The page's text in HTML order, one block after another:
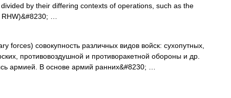
by their differing contexts of operations, such as the
…
forces) совокупность различных видов войск: сухопутных,
противовоздушной и противоракетной обороны и др.
армией. В основе армий ранних&#8230; …